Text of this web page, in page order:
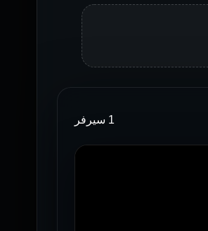
1 سيرفر